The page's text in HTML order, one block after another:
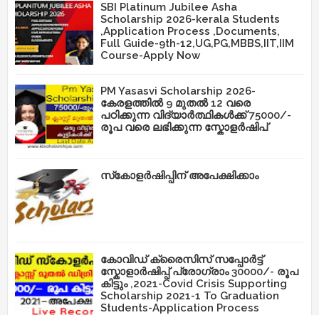
SBI Platinum Jubilee Asha
Scholarship 2026-kerala Students
,Application Process ,Documents,
Full Guide-9th-12,UG,PG,MBBS,IIT,IIM
Course-Apply Now
PM Yasasvi Scholarship 2026-
കേരളത്തിൽ 9 മുതൽ 12 വരെ
പഠിക്കുന്ന വിദ്യാർത്ഥികൾക്ക് 75000/-
രൂപ വരെ ലഭിക്കുന്ന സ്കോളർഷിപ്
സ്‌കോളർഷിപ്പിന് അപേക്ഷിക്കാം
കോവിഡ് ക്രൈസിസ് സപ്പോർട്ട്
സ്കോളാർഷിപ്പ് പ്രോഗ്രാം 30000/- രൂപ
കിട്ടും ,2021-Covid Crisis Supporting
Scholarship 2021-1 To Graduation
Students-Application Process